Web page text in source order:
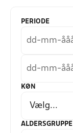
PERIODE
KØN
ALDERSGRUPPE